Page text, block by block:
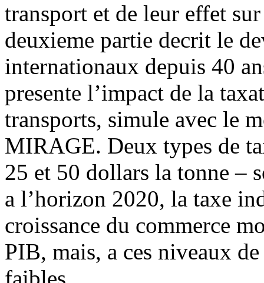
transport et de leur effet
deuxieme partie decrit le
internationaux depuis 40
presente l’impact de la
transports, simule avec le
MIRAGE. Deux types de
25 et 50 dollars la tonne –
a l’horizon 2020, la taxe
croissance du commerce
PIB, mais, a ces niveaux